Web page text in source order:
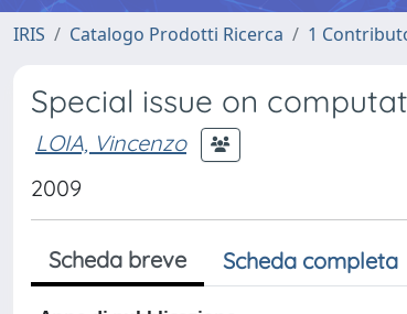
IRIS Catalogo Prodotti Ricerca 1
Special issue on
LOIA, Vincenzo
2009
Scheda breve Scheda completa